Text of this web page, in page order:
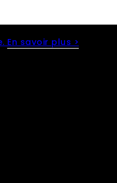
En savoir plus >